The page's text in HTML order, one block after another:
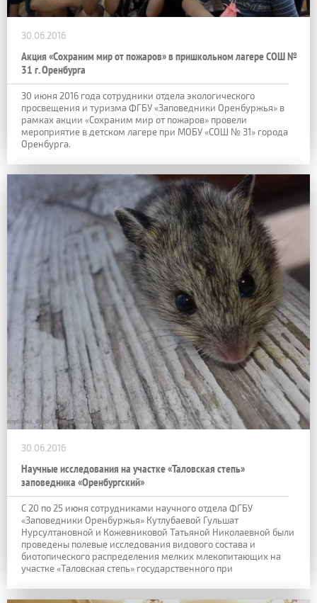
30.06.2016
Акция «Сохраним мир от пожаров» в пришкольном лагере СОШ №
31 г. Оренбурга
30 июня 2016 года сотрудники отдела экологического
просвещения и туризма ФГБУ «Заповедники Оренбуржья» в
рамках акции «Сохраним мир от пожаров» провели
мероприятие в детском лагере при МОБУ «СОШ № 31» города
Оренбурга.
30.06.2016
Научные исследования на участке «Таловская степь»
заповедника «Оренбургский»
С 20 по 25 июня сотрудниками научного отдела ФГБУ
«Заповедники Оренбуржья» Кутлубаевой Гульшат
Нурсултановной и Кожевниковой Татьяной Николаевной были
проведены полевые исследования видового состава и
биотопического распределения мелких млекопитающих на
участке «Таловская степь» государственного при